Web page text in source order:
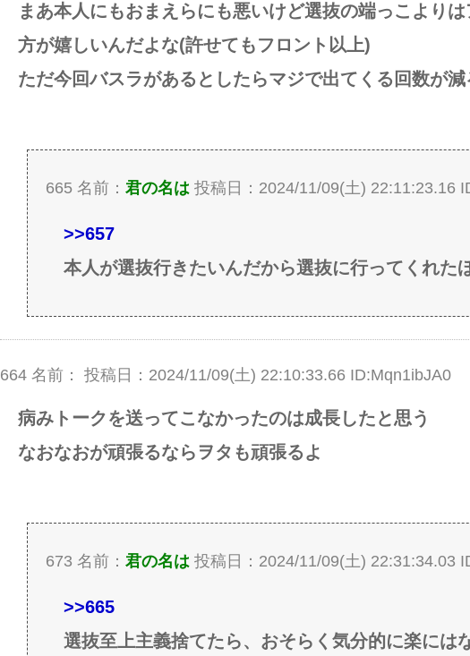
まあ本人にもおまえらにも悪いけど選抜の端っこより
方が嬉しいんだよな(許せてもフロント以上)
ただ今回バスラがあるとしたらマジで出てくる回数が
665 名前： 君の名は 投稿日：2024/11/09(土) 22:11:23.16
>>657
本人が選抜行きたいんだから選抜に行ってくれた
664 名前： 投稿日：2024/11/09(土) 22:10:33.66 ID:Mqn1ibJA0
病みトークを送ってこなかったのは成長したと思う
なおなおが頑張るならヲタも頑張るよ
673 名前： 君の名は 投稿日：2024/11/09(土) 22:31:34.03
>>665
選抜至上主義捨てたら、おそらく気分的に楽には